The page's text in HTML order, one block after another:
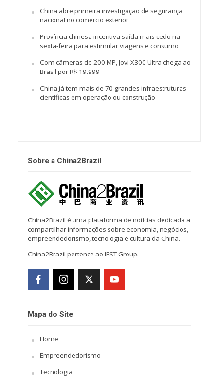
China abre primeira investigação de segurança
nacional no comércio exterior
Província chinesa incentiva saída mais cedo na
sexta-feira para estimular viagens e consumo
Com câmeras de 200 MP, Jovi X300 Ultra chega ao
Brasil por R$ 19.999
China já tem mais de 70 grandes infraestruturas
científicas em operação ou construção
Sobre a China2Brazil
China2Brazil é uma plataforma de notícias dedicada a
compartilhar informações sobre economia, negócios,
empreendedorismo, tecnologia e cultura da China.
China2Brazil pertence ao IEST Group.
Mapa do Site
Home
Empreendedorismo
Tecnologia